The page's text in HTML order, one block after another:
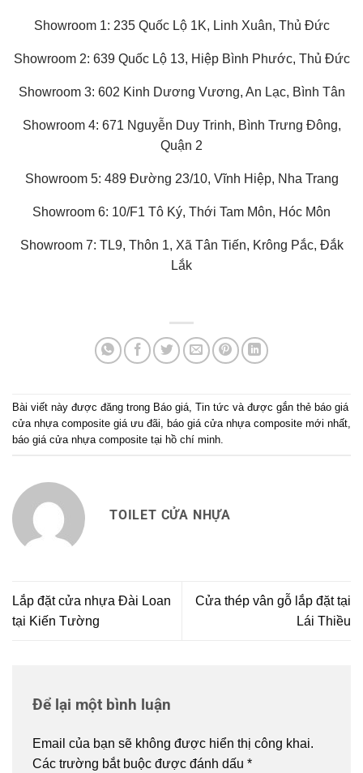
Showroom 1: 235 Quốc Lộ 1K, Linh Xuân, Thủ Đức
Showroom 2: 639 Quốc Lộ 13, Hiệp Bình Phước, Thủ Đức
Showroom 3: 602 Kinh Dương Vương, An Lạc, Bình Tân
Showroom 4: 671 Nguyễn Duy Trinh, Bình Trưng Đông,
Quận 2
Showroom 5: 489 Đường 23/10, Vĩnh Hiệp, Nha Trang
Showroom 6: 10/F1 Tô Ký, Thới Tam Môn, Hóc Môn
Showroom 7: TL9, Thôn 1, Xã Tân Tiến, Krông Pắc, Đắk
Lắk
Bài viết này được đăng trong Báo giá, Tin tức và được gắn thẻ báo giá
cửa nhựa composite giá ưu đãi, báo giá cửa nhựa composite mới nhất,
báo giá cửa nhựa composite tại hồ chí minh.
TOILET CỬA NHỰA
Lắp đặt cửa nhựa Đài Loan
tại Kiến Tường
Cửa thép vân gỗ lắp đặt tại
Lái Thiều
Để lại một bình luận
Email của bạn sẽ không được hiển thị công khai.
Các trường bắt buộc được đánh dấu *